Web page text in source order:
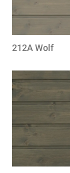
212A Wolf